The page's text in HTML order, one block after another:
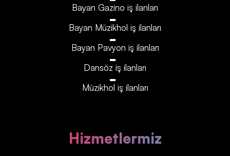
Bayan Gazino iş ilanları
Bayan Müzikhol iş ilanları
Bayan Pavyon iş ilanları
Dansöz iş ilanları
Müzikhol iş ilanları
Hizmetlermiz